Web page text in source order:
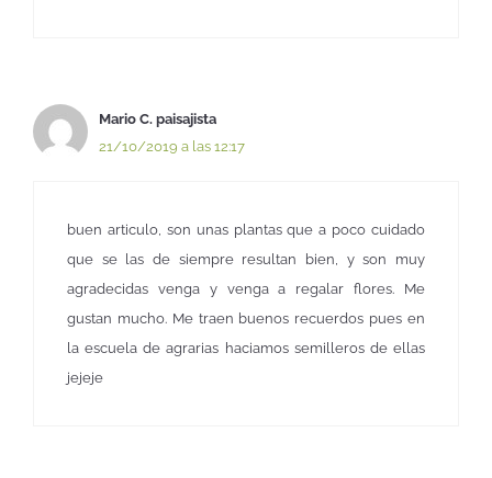
Mario C. paisajista
21/10/2019 a las 12:17
buen articulo, son unas plantas que a poco cuidado
que se las de siempre resultan bien, y son muy
agradecidas venga y venga a regalar flores. Me
gustan mucho. Me traen buenos recuerdos pues en
la escuela de agrarias haciamos semilleros de ellas
jejeje